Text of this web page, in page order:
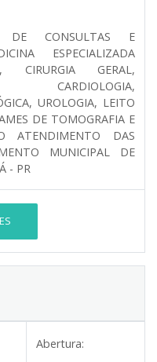
DE CONSULTAS E
ESPECIALIZADA
CIRURGIA GERAL,
CARDIOLOGIA,
UROLOGIA, LEITO
DE TOMOGRAFIA E
ATENDIMENTO DAS
MUNICIPAL DE
- PR
Abertura: